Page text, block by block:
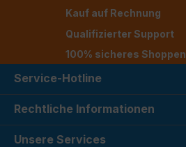
Kauf auf Rechnung
Qualifizierter Support
100% sicheres Shoppen
Service-Hotline
Rechtliche Informationen
Unsere Services